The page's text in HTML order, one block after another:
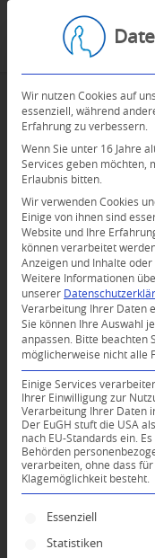
Dein
An Diskussion
Wir nutzen Cookies auf
essenziell, während
Erfahrung zu verbessern.
Wenn Sie unter 16 Jahre
Services geben möchten,
Erlaubnis bitten.
Wir verwenden Cookies
Einige von ihnen sind
Website und Ihre
können verarbeitet
Anzeigen und Inhalte oder
Weitere Informationen
unserer
Verarbeitung Ihrer Daten
Sie können Ihre Auswahl
anpassen.
Bitte beachten
möglicherweise nicht alle
Einige Services
Ihrer Einwilligung zur
Verarbeitung Ihrer Daten
Der EuGH stuft die USA
nach EU-Standards ein.
Behörden
verarbeiten, ohne dass
Klagemöglichkeit besteht.
Es folgt eine
Essenziell
Statistiken